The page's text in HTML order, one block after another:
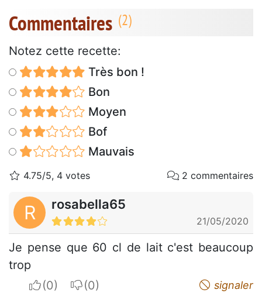
Commentaires
Notez cette recette:
Très bon !
Bon
Moyen
Bof
Mauvais
4.75/5, 4 votes 2 commentaires
R rosabella65
21/05/2020
Je pense que 60 cl de lait c'est beaucoup
trop
I apreciateI do not appreciate signaler